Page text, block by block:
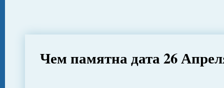
Чем памятна дата 26